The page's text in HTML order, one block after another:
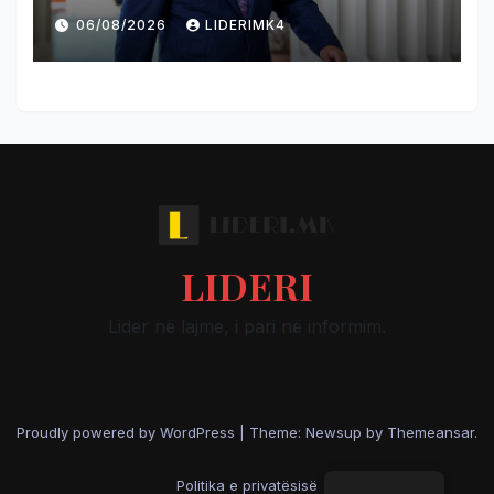
liroi Gruevskin në rastin
“Talir 2”
06/08/2026 LIDERIMK4
LIDERI
Lider në lajme, i pari në informim.
Proudly powered by WordPress Theme: Newsup by Themeansar.
Politika e privatësisë